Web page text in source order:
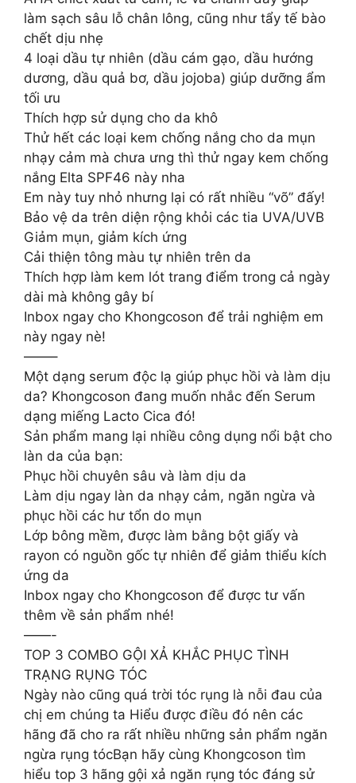
làm sạch sâu lỗ chân lông, cũng như tẩy tế bào
chết dịu nhẹ
4 loại dầu tự nhiên (dầu cám gạo, dầu hướng
dương, dầu quả bơ, dầu jojoba) giúp dưỡng ẩm
tối ưu
Thích hợp sử dụng cho da khô
Thử hết các loại kem chống nắng cho da mụn
nhạy cảm mà chưa ưng thì thử ngay kem chống
nắng Elta SPF46 này nha
Em này tuy nhỏ nhưng lại có rất nhiều “võ” đấy!
Bảo vệ da trên diện rộng khỏi các tia UVA/UVB
Giảm mụn, giảm kích ứng
Cải thiện tông màu tự nhiên trên da
Thích hợp làm kem lót trang điểm trong cả ngày
dài mà không gây bí
Inbox ngay cho Khongcoson để trải nghiệm em
này ngay nè!
——–
Một dạng serum độc lạ giúp phục hồi và làm dịu
da? Khongcoson đang muốn nhắc đến Serum
dạng miếng Lacto Cica đó!
Sản phẩm mang lại nhiều công dụng nổi bật cho
làn da của bạn:
Phục hồi chuyên sâu và làm dịu da
Làm dịu ngay làn da nhạy cảm, ngăn ngừa và
phục hồi các hư tổn do mụn
Lớp bông mềm, được làm bằng bột giấy và
rayon có nguồn gốc tự nhiên để giảm thiểu kích
ứng da
Inbox ngay cho Khongcoson để được tư vấn
thêm về sản phẩm nhé!
——-
TOP 3 COMBO GỘI XẢ KHẮC PHỤC TÌNH
TRẠNG RỤNG TÓC
Ngày nào cũng quá trời tóc rụng là nỗi đau của
chị em chúng ta Hiểu được điều đó nên các
hãng đã cho ra rất nhiều những sản phẩm ngăn
ngừa rụng tócBạn hãy cùng Khongcoson tìm
hiểu top 3 hãng gội xả ngăn rụng tóc đáng sử